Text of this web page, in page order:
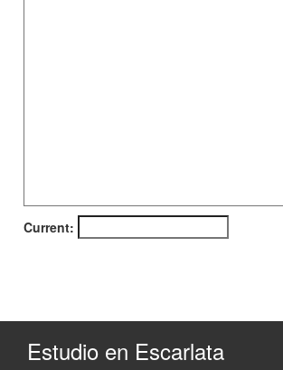
Current:
Estudio en Escarlata